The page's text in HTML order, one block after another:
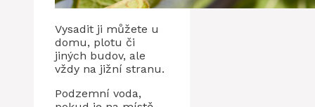
Vysadit ji můžete u
domu, plotu či
jiných budov, ale
vždy na jižní stranu.
Podzemní voda,